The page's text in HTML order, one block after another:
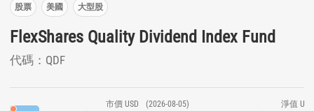
股票 美國 大型股
FlexShares Quality Dividend Index Fund
代碼：QDF
市價 USD (2026-08-05) 淨值